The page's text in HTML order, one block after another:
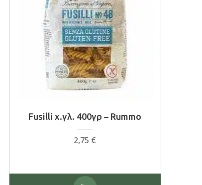
Fusilli χ.γλ. 400γρ – Rummo
2,75 €